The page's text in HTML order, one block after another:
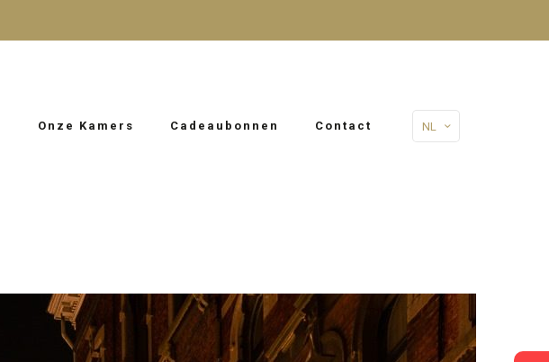
Onze Kamers Cadeaubonnen Contact NL